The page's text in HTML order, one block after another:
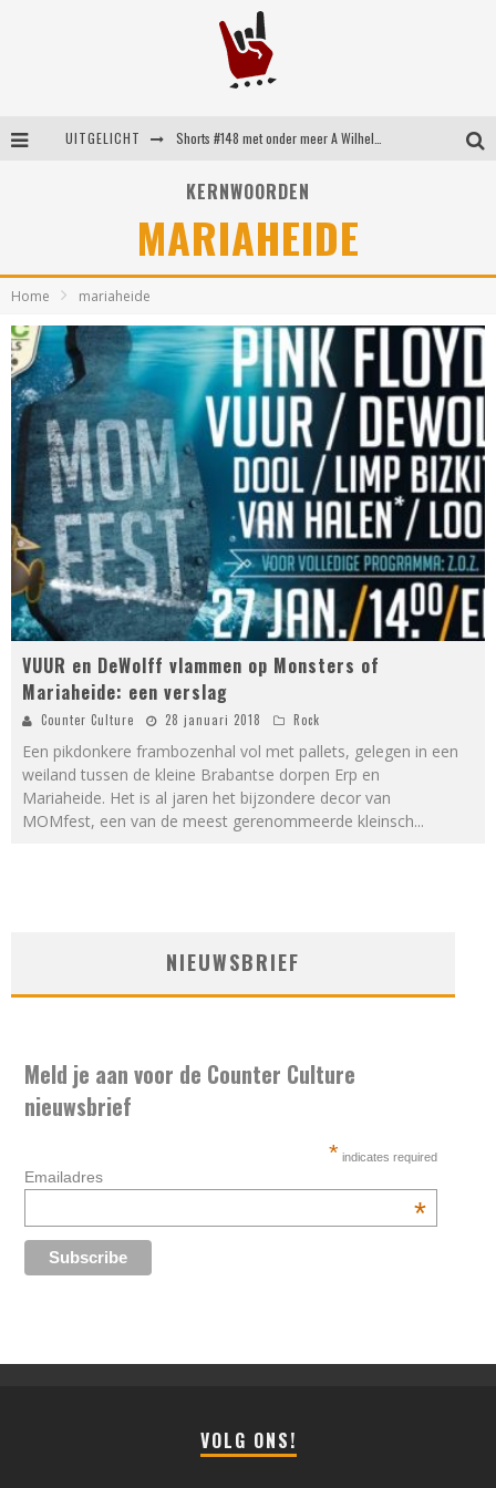
UITGELICHT
Shorts #149 met onder meer No Cure, Eva Under Fire, The Hu en Sleeping With Sirens
KERNWOORDEN
MARIAHEIDE
Home mariaheide
VUUR en DeWolff vlammen op Monsters of
Mariaheide: een verslag
Counter Culture 28 januari 2018 Rock
Een pikdonkere frambozenhal vol met pallets, gelegen in een
weiland tussen de kleine Brabantse dorpen Erp en
Mariaheide. Het is al jaren het bijzondere decor van
MOMfest, een van de meest gerenommeerde kleinsch...
NIEUWSBRIEF
Meld je aan voor de Counter Culture
nieuwsbrief
* indicates required
Emailadres
*
VOLG ONS!